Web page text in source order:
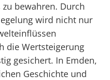
bewahren. Durch
wird nicht nur
die Wertsteigerung
gesichert. In Emden,
Geschichte und